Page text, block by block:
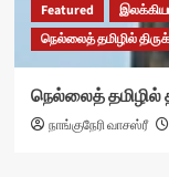
Featured
நெல்லைத் தமிழில்
நெல்லைத் தமிழில்
நாங்குநேரி வாசஸ்ரீ